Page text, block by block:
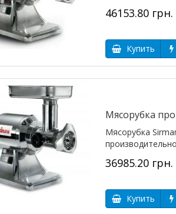
46153.80 грн.
Купить
Мясорубка
Мясорубка
36985.20 грн.
Купить